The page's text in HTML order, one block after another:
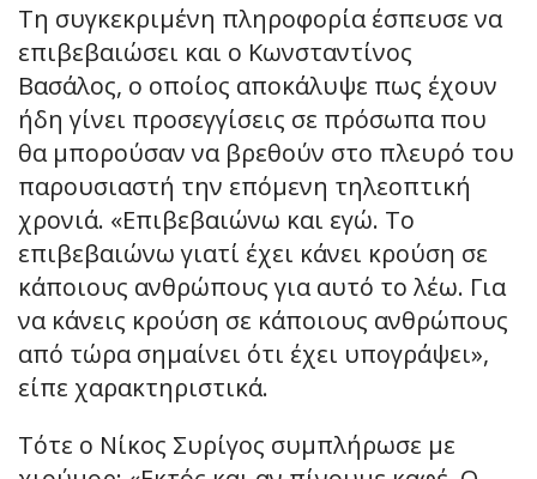
Τη συγκεκριμένη πληροφορία έσπευσε να
επιβεβαιώσει και ο Κωνσταντίνος
Βασάλος, ο οποίος αποκάλυψε πως έχουν
ήδη γίνει προσεγγίσεις σε πρόσωπα που
θα μπορούσαν να βρεθούν στο πλευρό του
παρουσιαστή την επόμενη τηλεοπτική
χρονιά. «Επιβεβαιώνω και εγώ. Το
επιβεβαιώνω γιατί έχει κάνει κρούση σε
κάποιους ανθρώπους για αυτό το λέω. Για
να κάνεις κρούση σε κάποιους ανθρώπους
από τώρα σημαίνει ότι έχει υπογράψει»,
είπε χαρακτηριστικά.
Τότε ο Νίκος Συρίγος συμπλήρωσε με